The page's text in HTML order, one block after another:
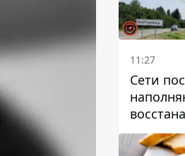
11:27
Сети